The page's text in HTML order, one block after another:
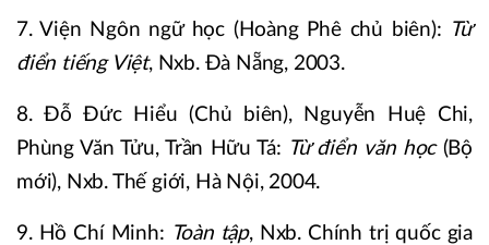
7. Viện Ngôn ngữ học (Hoàng Phê chủ biên): Từ
điển tiếng Việt, Nxb. Đà Nẵng, 2003.
8. Đỗ Đức Hiểu (Chủ biên), Nguyễn Huệ Chi,
Phùng Văn Tửu, Trần Hữu Tá: Từ điển văn học (Bộ
mới), Nxb. Thế giới, Hà Nội, 2004.
9. Hồ Chí Minh: Toàn tập, Nxb. Chính trị quốc gia